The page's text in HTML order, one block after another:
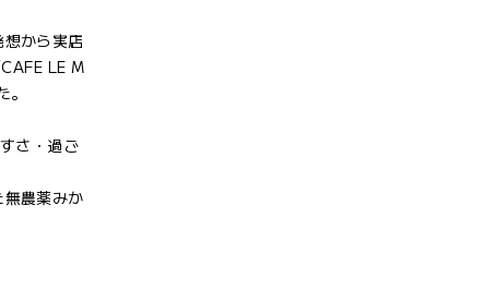
から実店
LE M
さ・過ご
農薬みか